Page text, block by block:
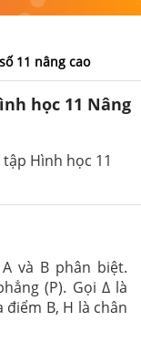
11 nâng cao
học 11 Nâng
Hình học 11
và B phân biệt.
(P). Gọi ∆ là
B, H là chân